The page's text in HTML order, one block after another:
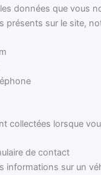
données que vous
présents sur le site,
collectées lorsque
de contact
informations sur un